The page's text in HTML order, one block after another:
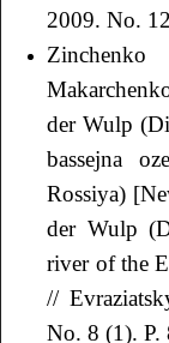
2009. No.
der Wulp
bassejna
Rossiya)
der Wulp
river of the
//
No. 8 (1). P.